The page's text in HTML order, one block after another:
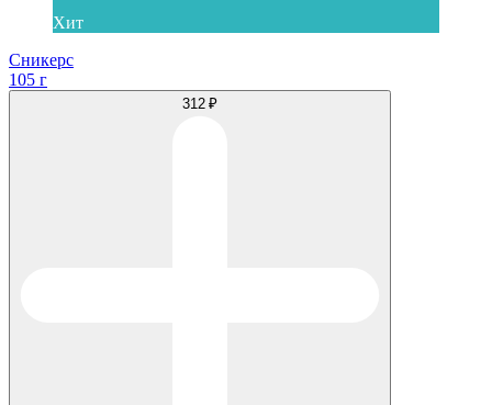
Хит
Сникерс
105 г
312 ₽